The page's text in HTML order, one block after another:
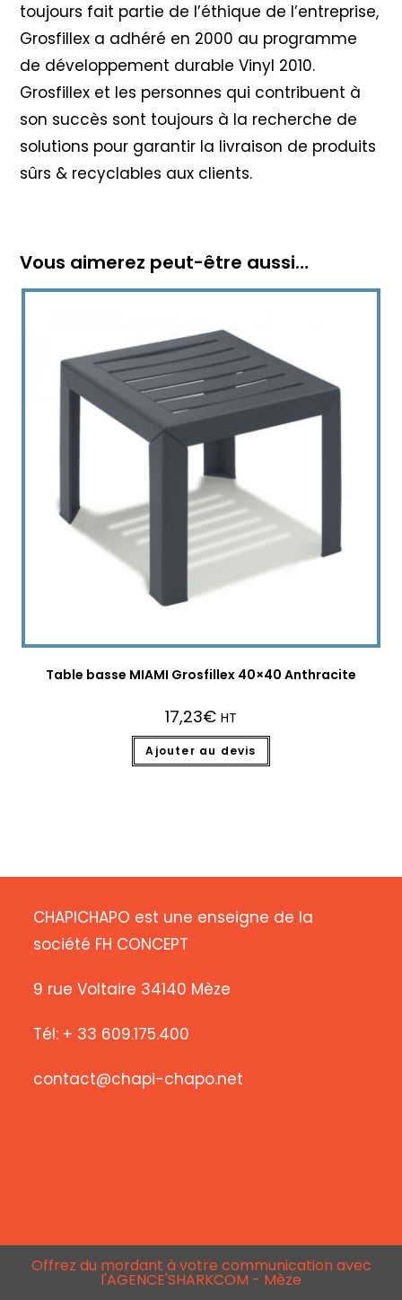
toujours fait partie de l’éthique de l’entreprise,
Grosfillex a adhéré en 2000 au programme
de développement durable Vinyl 2010.
Grosfillex et les personnes qui contribuent à
son succès sont toujours à la recherche de
solutions pour garantir la livraison de produits
sûrs & recyclables aux clients.
Vous aimerez peut-être aussi…
Table basse MIAMI Grosfillex 40×40 Anthracite
17,23€ HT
Ajouter au devis
CHAPICHAPO est une enseigne de la
société FH CONCEPT
9 rue Voltaire 34140 Mèze
Tél: + 33 609.175.400
contact@chapi-chapo.net
Offrez du mordant à votre communication avec
l'AGENCE'SHARKCOM - Mèze